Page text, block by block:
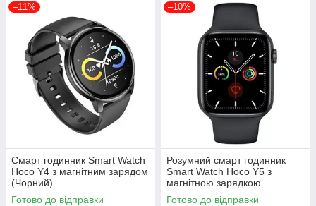
–11%
Смарт годинник Smart Watch
Hoco Y4 з магнітним зарядом
(Чорний)
Готово до відправки
–10%
Розумний смарт годинник
Smart Watch Hoco Y5 з
магнітною зарядкою
(Чорний)
Готово до відправки